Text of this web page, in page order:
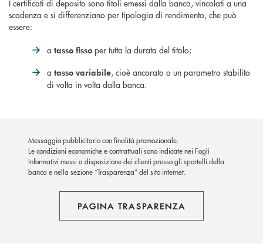
I certificati di deposito sono titoli emessi dalla banca, vincolati a una
scadenza e si differenziano per tipologia di rendimento, che può
essere:
a tasso fisso per tutta la durata del titolo;
a tasso variabile, cioè ancorato a un parametro stabilito
di volta in volta dalla banca.
Messaggio pubblicitario con finalità promozionale.
Le condizioni economiche e contrattuali sono indicate nei Fogli
Informativi messi a disposizione dei clienti presso gli sportelli della
banca e nella sezione “Trasparenza” del sito internet.
PAGINA TRASPARENZA